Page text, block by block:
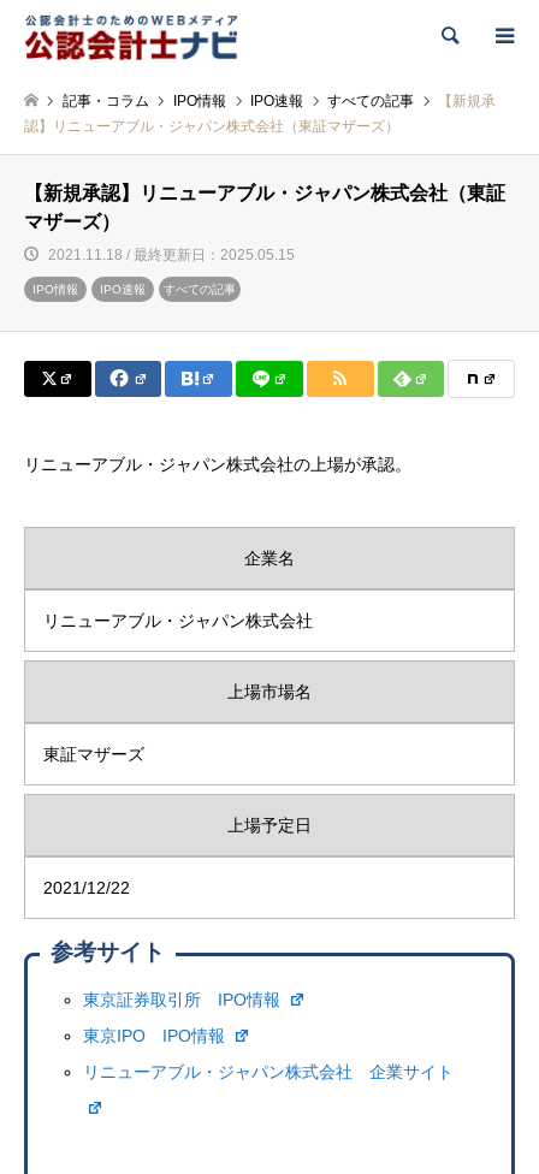
検索
記事・コラム IPO情報 IPO速報 すべての記事
【新規承
認】リニューアブル・ジャパン株式会社（東証マザーズ）
【新規承認】リニューアブル・ジャパン株式会社（東証
マザーズ）
2021.11.18 / 最終更新日：2025.05.15
IPO情報 IPO速報 すべての記事
リニューアブル・ジャパン株式会社の上場が承認。
企業名
リニューアブル・ジャパン株式会社
上場市場名
東証マザーズ
上場予定日
2021/12/22
参考サイト
東京証券取引所 IPO情報
東京IPO IPO情報
リニューアブル・ジャパン株式会社 企業サイト